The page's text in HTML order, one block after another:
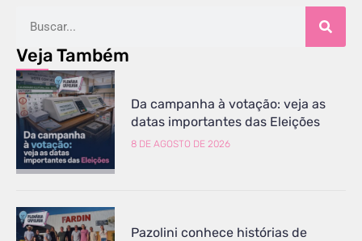
Veja Também
Da campanha à votação: veja as
datas importantes das Eleições
8 DE AGOSTO DE 2026
Pazolini conhece histórias de